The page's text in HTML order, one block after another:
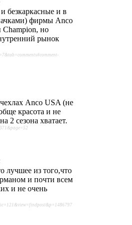
безкаркасные и в
фирмы Anco
Champion, но
рынок
Anco USA (не
красота и не
2 сезона хватает.
лучшее из того,что
и почти всем
и не очень